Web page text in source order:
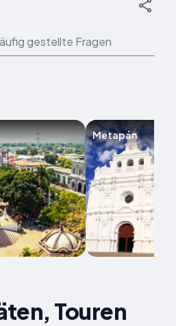
gestellte Fragen
Metapán
Touren